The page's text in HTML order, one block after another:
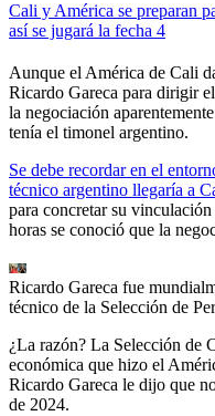
Cali y América se preparan
así se jugará la fecha 4
Aunque el América de Cali
Ricardo Gareca para dirigir
la negociación
tenía el timonel argentino.
Se debe recordar en el
técnico argentino llegaría a
para concretar su
horas se conoció que la
Ricardo Gareca fue
técnico de la Selección de
¿La razón? La Selección de
económica que hizo el
Ricardo Gareca le dijo que
de 2024.